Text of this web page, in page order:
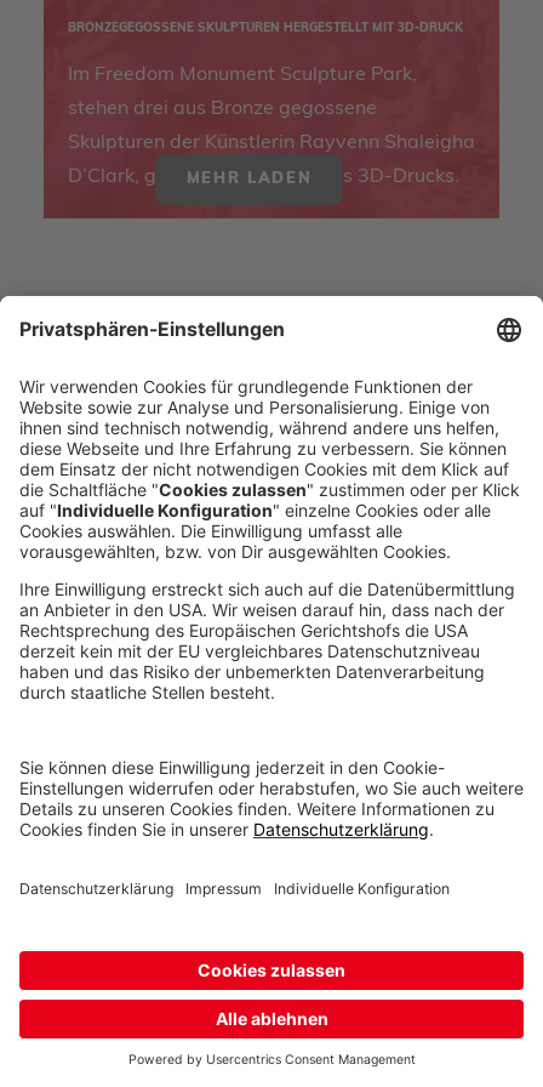
BRONZEGEGOSSENE SKULPTUREN HERGESTELLT MIT 3D-DRUCK
Im Freedom Monument Sculpture Park,
stehen drei aus Bronze gegossene
Skulpturen der Künstlerin Rayvenn Shaleigha
D’Clark, geschaffen mithilfe des 3D-Drucks.
MEHR LADEN
Kontakt
uns. Wir helfen Ihnen gerne weiter.